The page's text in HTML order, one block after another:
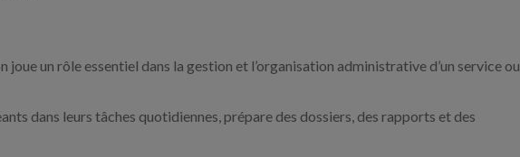
joue un rôle essentiel dans la gestion et l’organisation administrative d’un service ou
dans leurs tâches quotidiennes, prépare des dossiers, des rapports et des